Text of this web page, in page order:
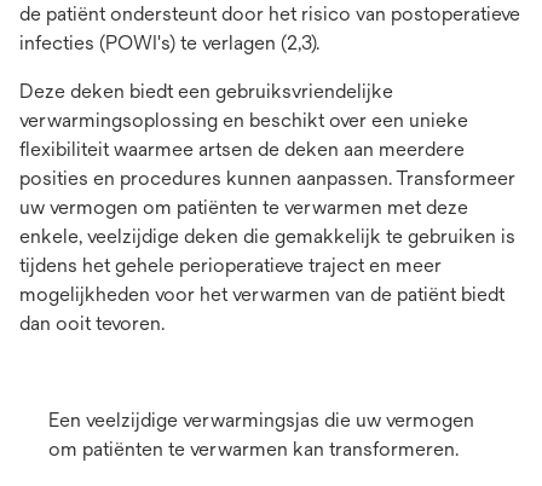
de patiënt ondersteunt door het risico van postoperatieve
infecties (POWI's) te verlagen (2,3).
Deze deken biedt een gebruiksvriendelijke
verwarmingsoplossing en beschikt over een unieke
flexibiliteit waarmee artsen de deken aan meerdere
posities en procedures kunnen aanpassen. Transformeer
uw vermogen om patiënten te verwarmen met deze
enkele, veelzijdige deken die gemakkelijk te gebruiken is
tijdens het gehele perioperatieve traject en meer
mogelijkheden voor het verwarmen van de patiënt biedt
dan ooit tevoren.
Een veelzijdige verwarmingsjas die uw vermogen
om patiënten te verwarmen kan transformeren.